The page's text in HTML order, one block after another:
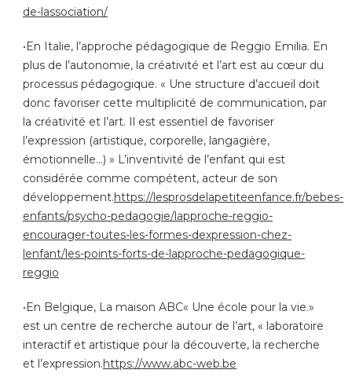
de-lassociation/
•En Italie, l’approche pédagogique de Reggio Emilia. En
plus de l’autonomie, la créativité et l’art est au cœur du
processus pédagogique. « Une structure d’accueil doit
donc favoriser cette multiplicité de communication, par
la créativité et l’art. Il est essentiel de favoriser
l’expression (artistique, corporelle, langagière,
émotionnelle…) » L’inventivité de l’enfant qui est
considérée comme compétent, acteur de son
développement.https://lesprosdelapetiteenfance.fr/bebes-
enfants/psycho-pedagogie/lapproche-reggio-
encourager-toutes-les-formes-dexpression-chez-
lenfant/les-points-forts-de-lapproche-pedagogique-
reggio
•En Belgique, La maison ABC« Une école pour la vie.»
est un centre de recherche autour de l’art, « laboratoire
interactif et artistique pour la découverte, la recherche
et l’expression.https://www.abc-web.be